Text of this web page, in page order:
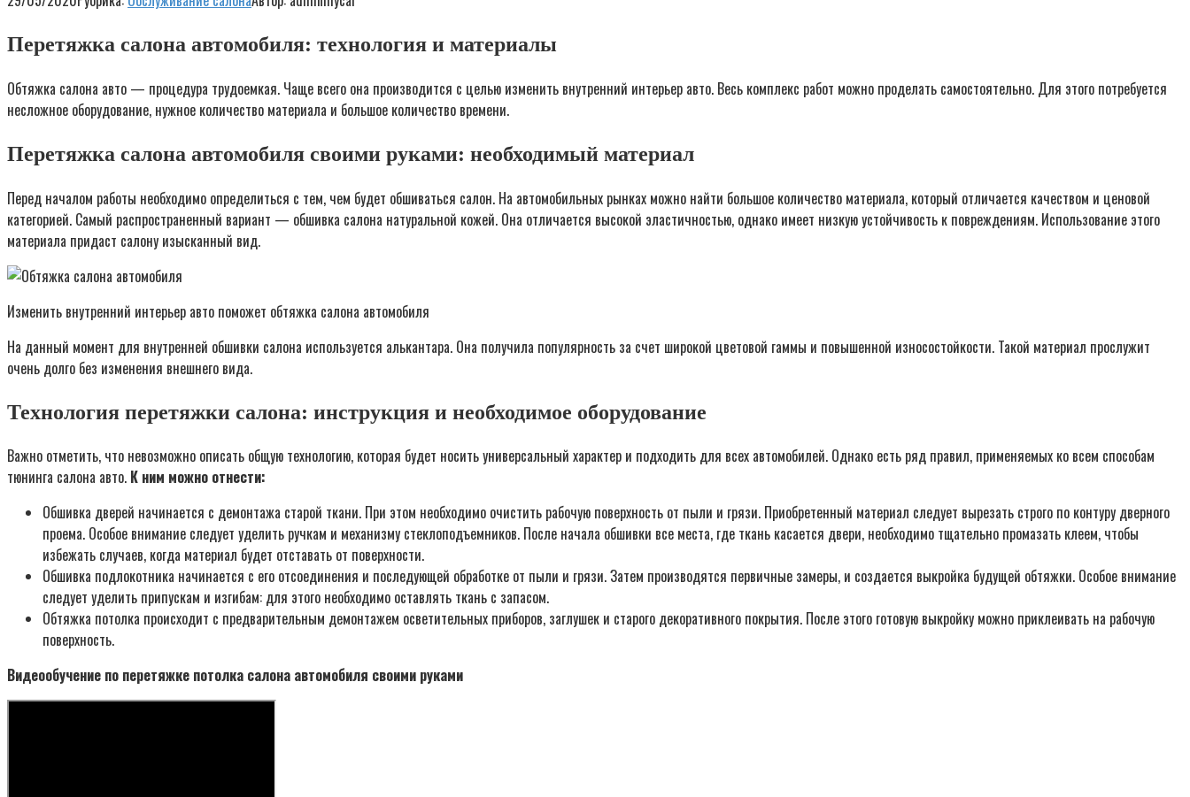
Перетяжка салона автомобиля: технология и материалы
Обтяжка салона авто — процедура трудоемкая. Чаще всего она производится с целью изменить внутренний интерьер авто. Весь комплекс работ можно проделать самостоятельно. Для этого потребуется
несложное оборудование, нужное количество материала и большое количество времени.
Перетяжка салона автомобиля своими руками: необходимый материал
Перед началом работы необходимо определиться с тем, чем будет обшиваться салон. На автомобильных рынках можно найти большое количество материала, который отличается качеством и ценовой
категорией. Самый распространенный вариант — обшивка салона натуральной кожей. Она отличается высокой эластичностью, однако имеет низкую устойчивость к повреждениям. Использование этого
материала придаст салону изысканный вид.
Изменить внутренний интерьер авто поможет обтяжка салона автомобиля
На данный момент для внутренней обшивки салона используется алькантара. Она получила популярность за счет широкой цветовой гаммы и повышенной износостойкости. Такой материал прослужит
очень долго без изменения внешнего вида.
Технология перетяжки салона: инструкция и необходимое оборудование
Важно отметить, что невозможно описать общую технологию, которая будет носить универсальный характер и подходить для всех автомобилей. Однако есть ряд правил, применяемых ко всем способам
тюнинга салона авто. К ним можно отнести:
Обшивка дверей начинается с демонтажа старой ткани. При этом необходимо очистить рабочую поверхность от пыли и грязи. Приобретенный материал следует вырезать строго по контуру дверного
проема. Особое внимание следует уделить ручкам и механизму стеклоподъемников. После начала обшивки все места, где ткань касается двери, необходимо тщательно промазать клеем, чтобы
избежать случаев, когда материал будет отставать от поверхности.
Обшивка подлокотника начинается с его отсоединения и последующей обработке от пыли и грязи. Затем производятся первичные замеры, и создается выкройка будущей обтяжки. Особое внимание
следует уделить припускам и изгибам: для этого необходимо оставлять ткань с запасом.
Обтяжка потолка происходит с предварительным демонтажем осветительных приборов, заглушек и старого декоративного покрытия. После этого готовую выкройку можно приклеивать на рабочую
поверхность.
Видеообучение по перетяжке потолка салона автомобиля своими руками